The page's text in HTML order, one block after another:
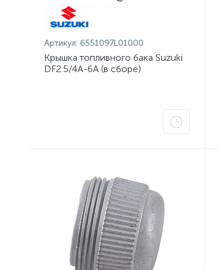
Артикул: 6551097L01000
Крышка топливного бака Suzuki
DF2.5/4A-6A (в сборе)